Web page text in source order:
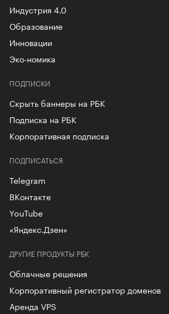
Индустрия 4.0
Образование
Инновации
Эко-номика
ПОДПИСКИ
Скрыть баннеры на РБК
Подписка на РБК
Корпоративная подписка
ДРУГИЕ ПРОДУКТЫ РБК
Облачные решения
Корпоративный регистратор доменов
Аренда VPS
ПОДПИСАТЬСЯ
Telegram
ВКонтакте
YouTube
«Яндекс.Дзен»